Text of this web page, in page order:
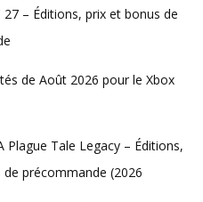
27 – Éditions, prix et bonus de
de Août 2026 pour le Xbox
Plague Tale Legacy – Éditions,
précommande (2026